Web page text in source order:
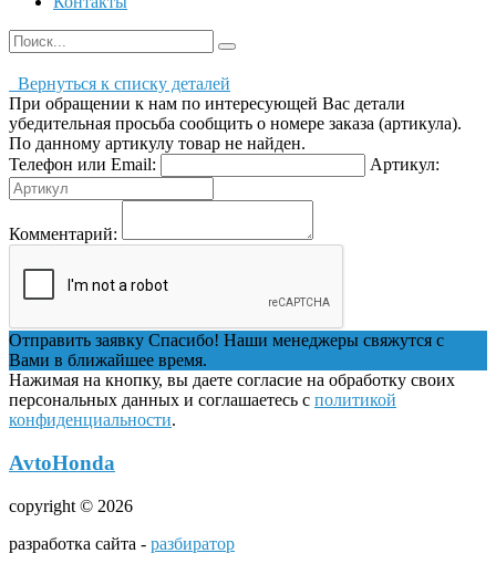
Вернуться к списку деталей
При обращении к нам по интересующей Вас детали
убедительная просьба сообщить о номере заказа (артикула).
По данному артикулу товар не найден.
Телефон или Email:
Артикул:
Комментарий:
Отправить заявку Спасибо! Наши менеджеры свяжутся с
Вами в ближайшее время.
Нажимая на кнопку, вы даете согласие на обработку своих
персональных данных и соглашаетесь с политикой
конфиденциальности.
AvtoHonda
copyright © 2026
разработка сайта - разбиратор